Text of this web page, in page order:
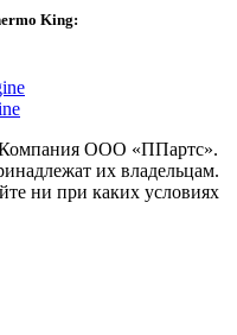
King:
ООО «ППартс».
их владельцам.
ни при каких условиях